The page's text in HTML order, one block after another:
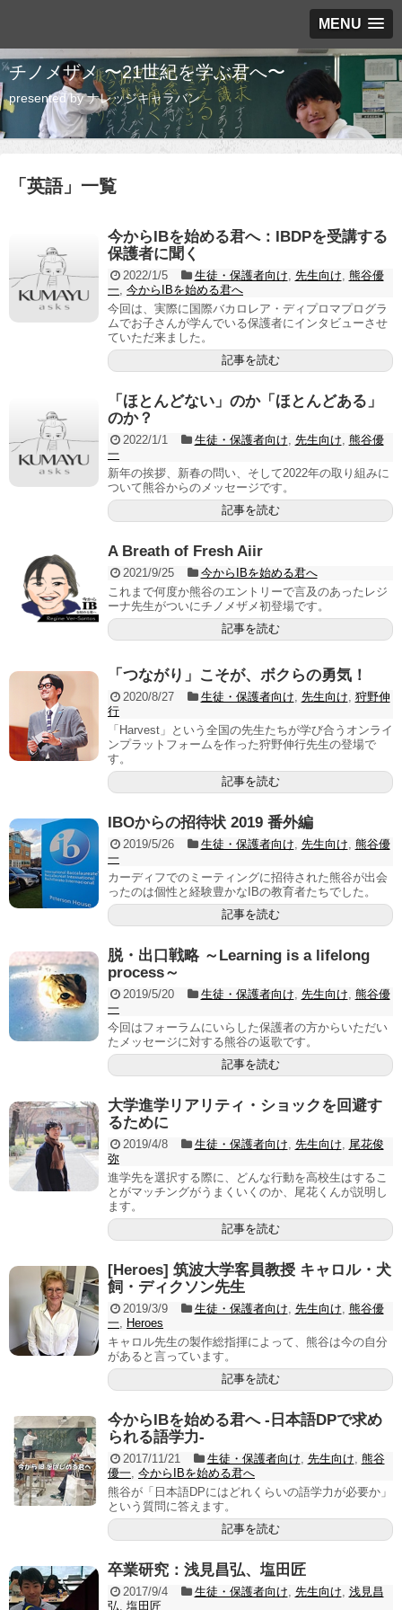
MENU
チノメザメ 〜21世紀を学ぶ君へ〜
presented by ナレッジキャラバン
「 英語」 一覧
今からIBを始める君へ：IBDPを受講する
保護者に聞く
2022/1/5 生徒・保護者向け 先生向け 熊谷優
一 今からIBを始める君へ
今回は、実際に国際バカロレア・ディプロマプログラ
ムでお子さんが学んでいる保護者にインタビューさせ
ていただ来ました。
記事を読む
「ほとんどない」のか「ほとんどある」
のか？
2022/1/1 生徒・保護者向け 先生向け 熊谷優
一
新年の挨拶、新春の問い、そして2022年の取り組みに
ついて熊谷からのメッセージです。
記事を読む
A Breath of Fresh Aiir
2021/9/25
今からIBを始める君へ
これまで何度か熊谷のエントリーで言及のあったレジ
ーナ先生がついにチノメザメ初登場です。
記事を読む
「つながり」こそが、ボクらの勇気！
2020/8/27 生徒・保護者向け 先生向け 狩野伸
行
「Harvest」という全国の先生たちが学び合うオンライ
ンプラットフォームを作った狩野伸行先生の登場で
す。
記事を読む
IBOからの招待状 2019 番外編
2019/5/26 生徒・保護者向け 先生向け 熊谷優
一
カーディフでのミーティングに招待された熊谷が出会
ったのは個性と経験豊かなIBの教育者たちでした。
記事を読む
脱・出口戦略 ～Learning is a lifelong
process～
2019/5/20 生徒・保護者向け 先生向け 熊谷優
一
今回はフォーラムにいらした保護者の方からいただい
たメッセージに対する熊谷の返歌です。
記事を読む
大学進学リアリティ・ショックを回避す
るために
2019/4/8 生徒・保護者向け 先生向け
尾花俊
弥
進学先を選択する際に、どんな行動を高校生はするこ
とがマッチングがうまくいくのか、尾花くんが説明し
ます。
記事を読む
[Heroes] 筑波大学客員教授 キャロル・犬
飼・ディクソン先生
2019/3/9 生徒・保護者向け 先生向け 熊谷優
一
Heroes
キャロル先生の製作総指揮によって、熊谷は今の自分
があると言っています。
記事を読む
今からIBを始める君へ -日本語DPで求め
られる語学力-
2017/11/21 生徒・保護者向け 先生向け 熊谷
優一 今からIBを始める君へ
熊谷が「日本語DPにはどれくらいの語学力が必要か」
という質問に答えます。
記事を読む
卒業研究：浅見昌弘、塩田匠
2017/9/4 生徒・保護者向け 先生向け 浅見昌
弘 塩田匠